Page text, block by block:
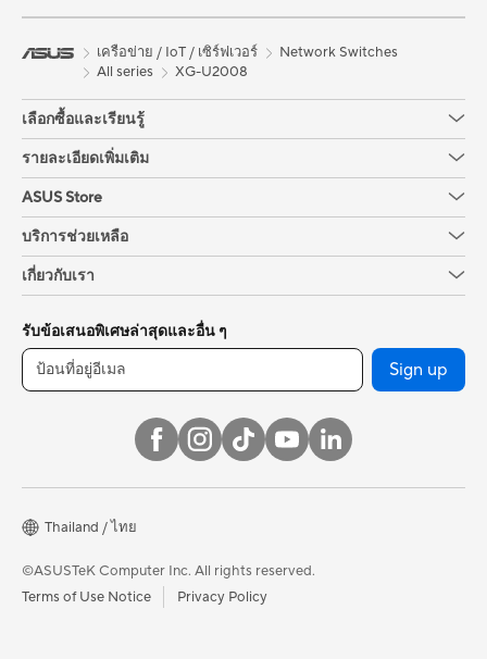
เครือข่าย / IoT / เซิร์ฟเวอร์
Network Switches
All series
XG-U2008
เลือกซื้อและเรียนรู้
รายละเอียดเพิ่มเติม
ASUS Store
บริการช่วยเหลือ
เกี่ยวกับเรา
รับข้อเสนอพิเศษล่าสุดและอื่น ๆ
Sign up
Thailand / ไทย
©ASUSTeK Computer Inc. All rights reserved.
Terms of Use Notice
Privacy Policy